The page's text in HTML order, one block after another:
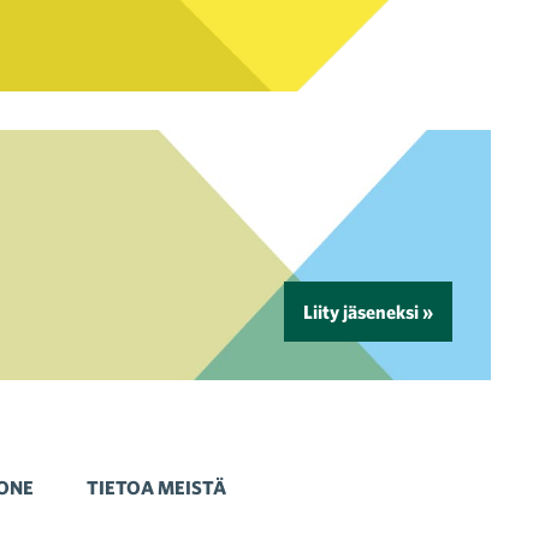
Liity jäseneksi »
TIETOA MEISTÄ